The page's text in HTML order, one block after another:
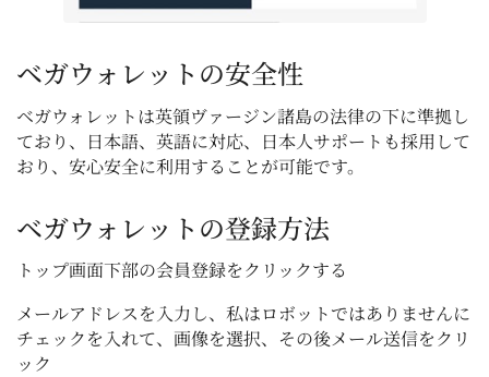
ベガウォレットの安全性
ベガウォレットは英領ヴァージン諸島の法律の下に準拠し
ており、日本語、英語に対応、日本人サポートも採用して
おり、安心安全に利用することが可能です。
ベガウォレットの登録方法
トップ画面下部の会員登録をクリックする
メールアドレスを入力し、私はロボットではありませんに
チェックを入れて、画像を選択、その後メール送信をクリ
ック